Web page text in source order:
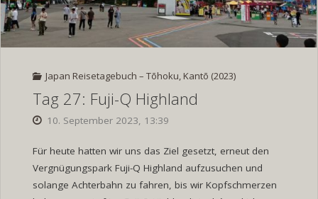
Japan Reisetagebuch – Tōhoku, Kantō (2023)
Tag 27: Fuji-Q Highland
10. September 2023, 13:39
Für heute hatten wir uns das Ziel gesetzt, erneut den
Vergnügungspark Fuji-Q Highland aufzusuchen und
solange Achterbahn zu fahren, bis wir Kopfschmerzen